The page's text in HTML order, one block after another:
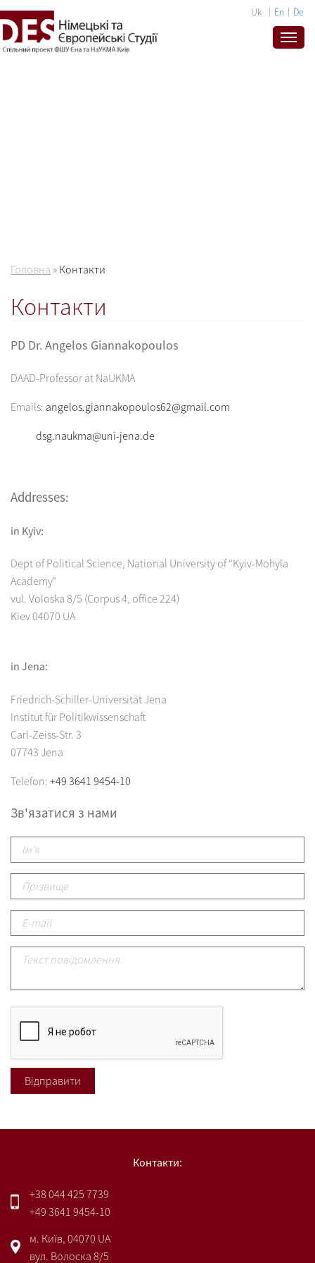
Uk En De
Головна » Контакти
Контакти
PD Dr. Angelos Giannakopoulos
DAAD-Professor at NaUKMA
Emails: angelos.giannakopoulos62@gmail.com
dsg.naukma@uni-jena.de
Addresses:
in Kyiv:
Dept of Political Science, National University of "Kyiv-Mohyla
Academy"
vul. Voloska 8/5 (Corpus 4, office 224)
Kiev 04070 UA
in Jena:
Friedrich-Schiller-Universität Jena
Institut für Politikwissenschaft
Carl-Zeiss-Str. 3
07743 Jena
Telefon: +49 3641 9454-10
Зв'язатися з нами
Контакти:
+38 044 425 7739
+49 3641 9454-10
м. Київ, 04070 UA
вул. Волоска 8/5